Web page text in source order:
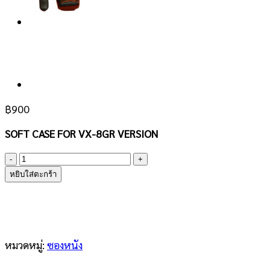
฿900
SOFT CASE FOR VX-8GR VERSION
จำนวน
YAESU
CSC-
หยิบใส่ตะกร้า
หมวดหมู่: ซองหนัง